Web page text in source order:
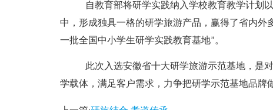
自教育部将研学实践纳入学校教育教学计划
中，形成独具一格的研学旅游产品，赢得了省内外
一批全国中小学生研学实践教育基地”。
此次入选安徽省十大研学旅游示范基地，是
学载体，满足客户需求，力争把研学示范基地品牌